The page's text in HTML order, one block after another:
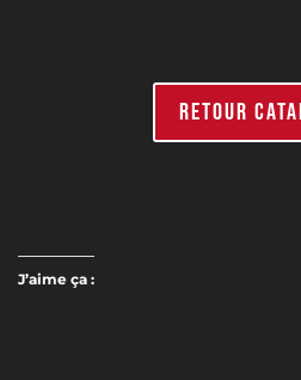
RETOUR
J’aime ça :